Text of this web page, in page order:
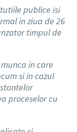
publice isi
in ziua de 26
timpul de
in care
si in cazul
proceselor cu